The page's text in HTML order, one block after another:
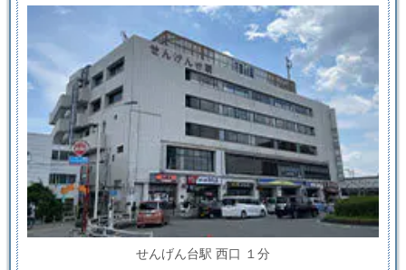
せんげん台駅 西口 １分